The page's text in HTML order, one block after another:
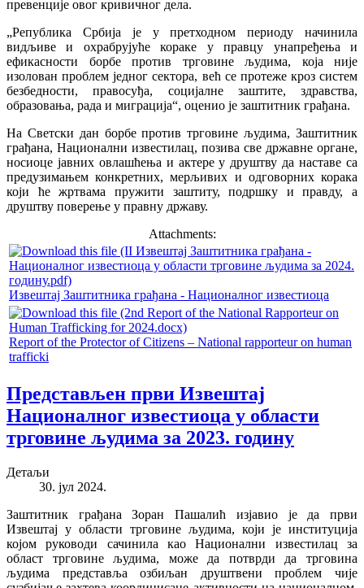
превенције овог кривичног дела.
„Република Србија је у претходном периоду начинила
видљиве и охрабрујуће кораке у правцу унапређења и
ефикасности борбе против трговине људима, која није
изолован проблем једног сектора, већ се протеже кроз систем
безбедности, правосуђа, социјалне заштите, здравства,
образовања, рада и миграција“, оценио је заштитник грађана.
На Светски дан борбе против трговине људима, Заштитник
грађана, Национални известилац, позива све државне органе,
носиоце јавних овлашћења и актере у друштву да наставе са
предузимањем конкретних, мерљивих и одговорних корака
који ће жртвама пружити заштиту, подршку и правду, а
друштву поверење у правну државу.
Attachments:
Извештај Заштитника грађана - Националног известиоца
Report of the Protector of Citizens – National rapporteur on human
trafficki
Представљен први Извештај
Националног известиоца у области
трговине људима за 2023. годину
Детаљи
30. јул 2024.
Заштитник грађана Зоран Пашалић изјавио је да први
Извештај у области трговине људима, који је институција
којом руководи сачинила као Национални известилац за
област трговине људима, може да потврди да трговина
људима представља озбиљан друштвени проблем чије